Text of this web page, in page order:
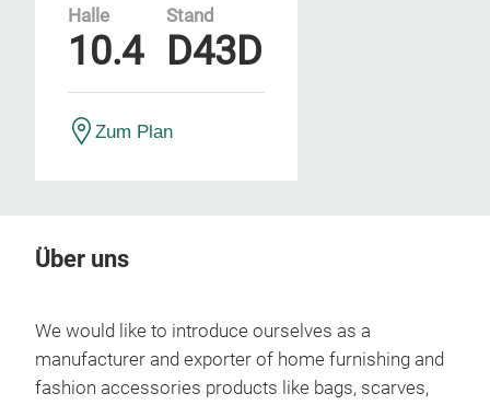
Halle
10.4
Stand
D43D
Zum Plan
Über uns
We would like to introduce ourselves as a
manufacturer and exporter of home furnishing and
fashion accessories products like bags, scarves,